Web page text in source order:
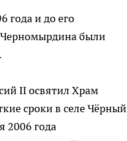
года и до его
Черномырдина были
II освятил Храм
сроки в селе Чёрный
2006 года